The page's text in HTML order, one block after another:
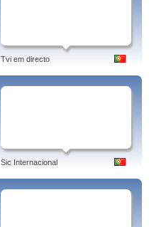
Tvi em directo
Sic Internacional